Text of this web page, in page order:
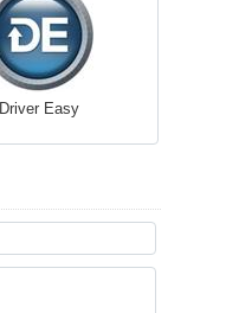
Driver Easy